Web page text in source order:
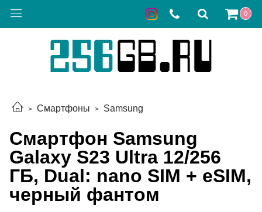
0
Смартфоны Samsung
Смартфон Samsung
Galaxy S23 Ultra 12/256
ГБ, Dual: nano SIM + eSIM,
черный фантом